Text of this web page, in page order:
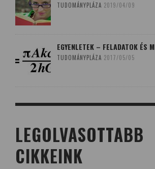
TUDOMÁNYPLÁZA 2019/04/09
EGYENLETEK – FELADATOK ÉS
TUDOMÁNYPLÁZA 2017/05/05
LEGOLVASOTTABB
CIKKEINK